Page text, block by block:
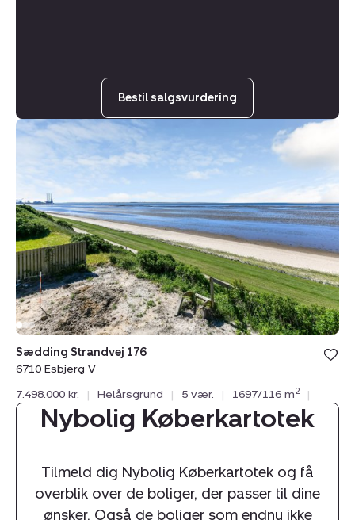
Bestil salgsvurdering
Helårsgrund:
Sædding
Strandvej
176,
6710
Esbjerg
V
Sædding Strandvej 176
6710 Esbjerg V
7.498.000 kr.
| Helårsgrund | 5 vær. | 1697/116 m2 |
Nybolig Køberkartotek
Tilmeld dig Nybolig Køberkartotek og få
overblik over de boliger, der passer til dine
ønsker. Også de boliger som endnu ikke